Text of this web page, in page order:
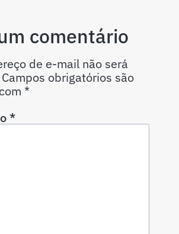
comentário
de e-mail não será
Campos obrigatórios são
*
*